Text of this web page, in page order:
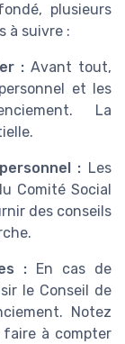
plusieurs
à suivre :
:Avant tout,
et les
La
: Les
Comité Social
des conseils
: En cas de
le Conseil de
Notez
faire à compter